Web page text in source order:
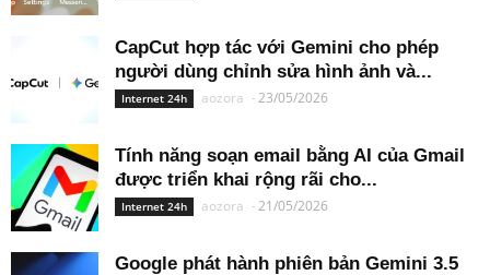
CapCut hợp tác với Gemini cho phép
người dùng chỉnh sửa hình ảnh và...
Internet 24h aozora -23/05/2026
Tính năng soạn email bằng AI của Gmail
được triển khai rộng rãi cho...
Internet 24h aozora -21/05/2026
Google phát hành phiên bản Gemini 3.5